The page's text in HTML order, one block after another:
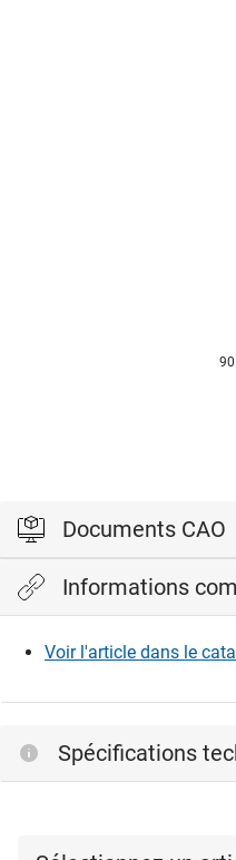
Documents CAO
Veuillez vous connecter
fichiers CAD.
Informations
Voir l'article dans le
Spécifications